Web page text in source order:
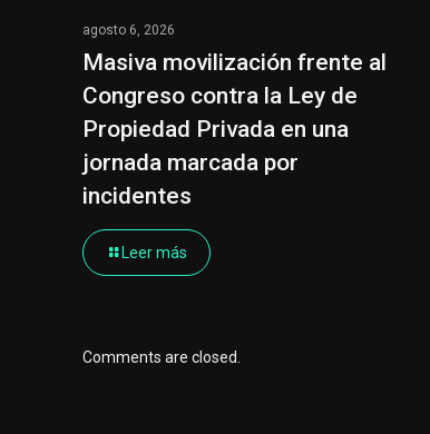
agosto 6, 2026
Masiva movilización frente al
Congreso contra la Ley de
Propiedad Privada en una
jornada marcada por
incidentes
Leer más
Comments are closed.